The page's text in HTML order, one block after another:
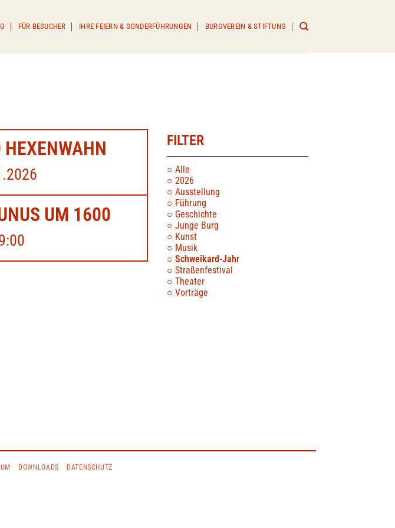
FÜR BESUCHER IHRE FEIERN & SONDERFÜHRUNGEN BURGVEREIN & STIFTUNG
HEXENWAHN
UM 1600
FILTER
Alle
2026
Ausstellung
Führung
Geschichte
Junge Burg
Kunst
Musik
Schweikard-Jahr
Straßenfestival
Theater
Vorträge
DOWNLOADS DATENSCHUTZ